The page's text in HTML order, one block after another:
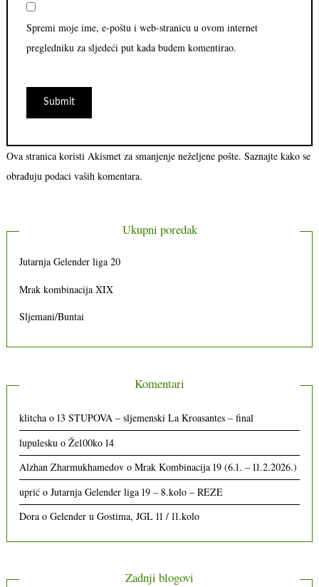
Spremi moje ime, e-poštu i web-stranicu u ovom internet
pregledniku za sljedeći put kada budem komentirao.
Ova stranica koristi Akismet za smanjenje neželjene pošte. Saznajte kako se
obrađuju podaci vaših komentara.
Ukupni poredak
Jutarnja Gelender liga 20
Mrak kombinacija XIX
Sljemani/Buntai
Komentari
klitcha o13 STUPOVA – sljemenski La Kroasantes – final
lupulesku oŽe100ko 14
Alzhan Zharmukhamedov oMrak Kombinacija 19 (6.1. – 11.2.2026.)
uprić oJutarnja Gelender liga 19 – 8.kolo – REZE
Dora oGelender u Gostima, JGL 11 / 11.kolo
Zadnji blogovi